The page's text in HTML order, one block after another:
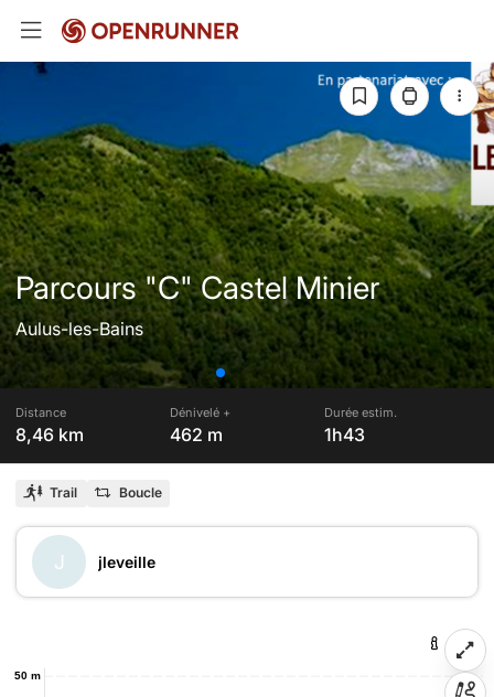
Parcours "C" Castel Minier
Aulus-les-Bains
Distance
8,46 km
Dénivelé +
462 m
Durée estim.
1h43
Trail Boucle
J jleveille
50 m